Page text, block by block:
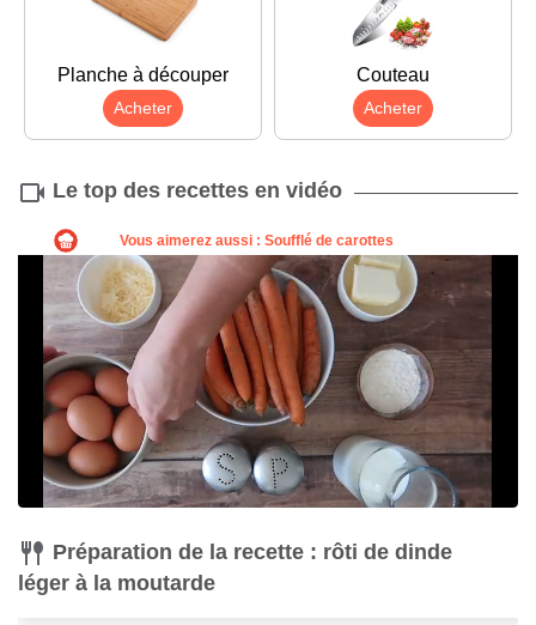
Planche à découper
Acheter
Couteau
Acheter
Le top des recettes en vidéo
Préparation de la recette : rôti de dinde
léger à la moutarde